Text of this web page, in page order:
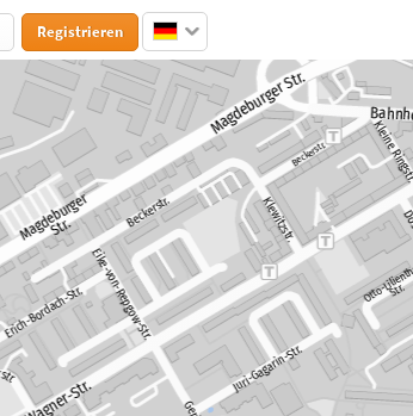
Registrieren